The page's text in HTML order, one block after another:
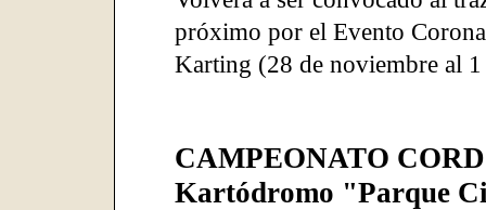
próximo por el Evento
Karting (28 de noviembre al
CAMPEONATO
Kartódromo "Parque